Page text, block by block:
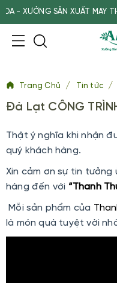
SẢN XUẤT MAY THEO
Trang Chủ / Tin tức /
Đà Lạt CÔNG
Thật ý nghĩa khi nhận
quý khách hàng.
Xin cảm ơn sự tin tưởng
hàng đến với “Thanh
Mỗi sản phẩm của
là món quà tuyệt vời